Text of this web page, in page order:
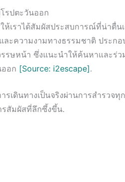
รปตะวันออก
ห้เราได้สัมผัสประสบการณ์ที่น่าตื่
ะความงามทางธรรมชาติ ประกอ
รษหน้า ซึ่งแนะนำให้ค้นหาและร่
อก [Source: i2escape].
เดินทางเป็นจริงผ่านการสำรวจ
รสัมผัสที่ลึกซึ้งขึ้น.